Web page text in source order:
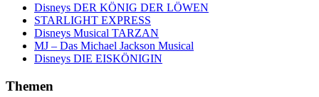
Disneys DER KÖNIG DER LÖWEN
STARLIGHT EXPRESS
Disneys Musical TARZAN
MJ – Das Michael Jackson Musical
Disneys DIE EISKÖNIGIN
Themen